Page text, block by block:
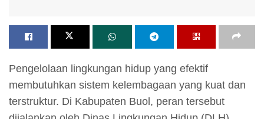
Pengelolaan lingkungan hidup yang efektif
membutuhkan sistem kelembagaan yang kuat dan
terstruktur. Di Kabupaten Buol, peran tersebut